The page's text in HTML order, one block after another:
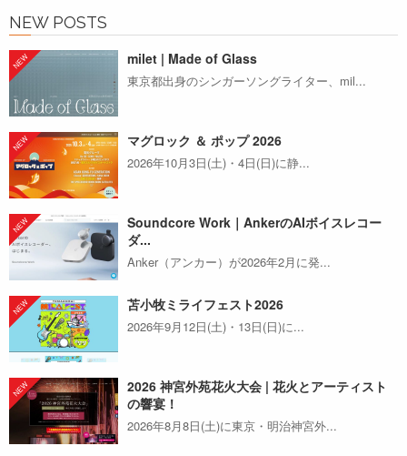
NEW POSTS
milet | Made of Glass
東京都出身のシンガーソングライター、mil...
マグロック ＆ ポップ 2026
2026年10月3日(土)・4日(日)に静...
Soundcore Work｜AnkerのAIボイスレコー
ダ...
Anker（アンカー）が2026年2月に発...
苫小牧ミライフェスト2026
2026年9月12日(土)・13日(日)に...
2026 神宮外苑花火大会 | 花火とアーティスト
の響宴！
2026年8月8日(土)に東京・明治神宮外...